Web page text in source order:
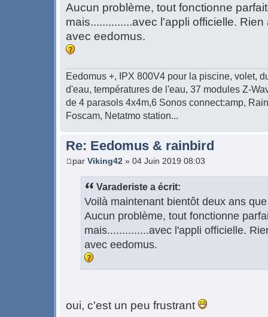
Aucun problème, tout fonctionne
mais..............avec l'appli officielle.
avec eedomus.
Eedomus +, IPX 800V4 pour la piscine, volet,
d'eau, températures de l'eau, 37 modules Z-
de 4 parasols 4x4m,6 Sonos connect:amp,
Foscam, Netatmo station...
Re: Eedomus & rainbird
par Viking42 » 04 Juin 2019 08:03
Varaderiste a écrit:
Voilà maintenant bientôt deux ans
Aucun problème, tout fonctionne
mais..............avec l'appli officielle.
avec eedomus.
oui, c'est un peu frustrant